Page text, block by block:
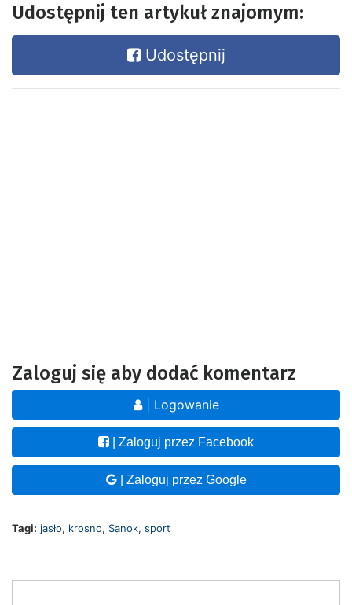
Udostępnij ten artykuł znajomym:
Udostępnij
Zaloguj się aby dodać komentarz
| Logowanie
| Zaloguj przez Facebook
| Zaloguj przez Google
Tagi: jasło, krosno, Sanok, sport